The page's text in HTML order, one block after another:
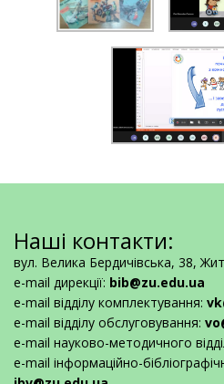
Наші контакти:
вул. Велика Бердичівська, 38,
e-mail дирекції: bib@zu.edu.ua
e-mail відділу комплектування:
e-mail відділу обслуговування:
e-mail науково-методичного
e-mail інформаційно-